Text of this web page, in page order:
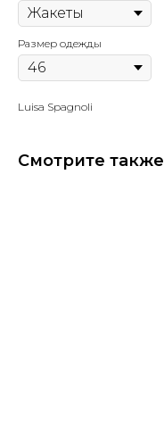
Размер одежды
Luisa Spagnoli
Смотрите также